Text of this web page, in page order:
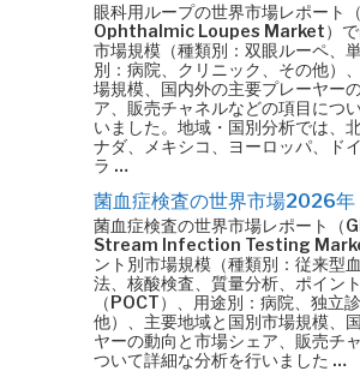
眼科用ループの世界市場レポート
Ophthalmic Loupes Market）で
市場規模（種類別：双眼ルーペ、
別：病院、クリニック、その他）
場規模、国内外の主要プレーヤー
ア、販売チャネルなどの項目につ
いました。地域・国別分析では、
ナダ、メキシコ、ヨーロッパ、ド
ラ …
菌血症検査の世界市場2026年
菌血症検査の世界市場レポート（
Stream Infection Testing
ント別市場規模（種類別：従来型
法、核酸検査、質量分析、ポイン
（POCT）、用途別：病院、独立
他）、主要地域と国別市場規模、
ヤーの動向と市場シェア、販売チ
ついて詳細な分析を行いました …